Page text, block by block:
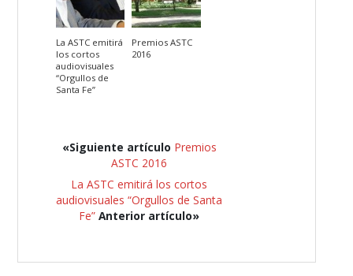
La ASTC emitirá
los cortos
audiovisuales
“Orgullos de
Santa Fe”
Premios ASTC
2016
«Siguiente artículo Premios
ASTC 2016
La ASTC emitirá los cortos
audiovisuales “Orgullos de Santa
Fe” Anterior artículo»